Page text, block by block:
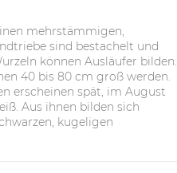
mehrstämmigen,
sind bestachelt und
können Ausläufer bilden.
40 bis 80 cm groß werden.
erscheinen spät, im August
Aus ihnen bilden sich
kugeligen